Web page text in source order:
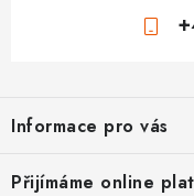
p
a
Informace pro vás
Jak nakupovat
Přijímáme online